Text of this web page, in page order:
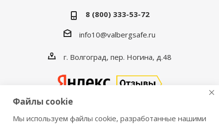
8 (800) 333-53-72
info10@valbergsafe.ru
г. Волгоград, пер. Ногина, д.48
Файлы cookie
Мы используем файлы cookie, разработанные нашими